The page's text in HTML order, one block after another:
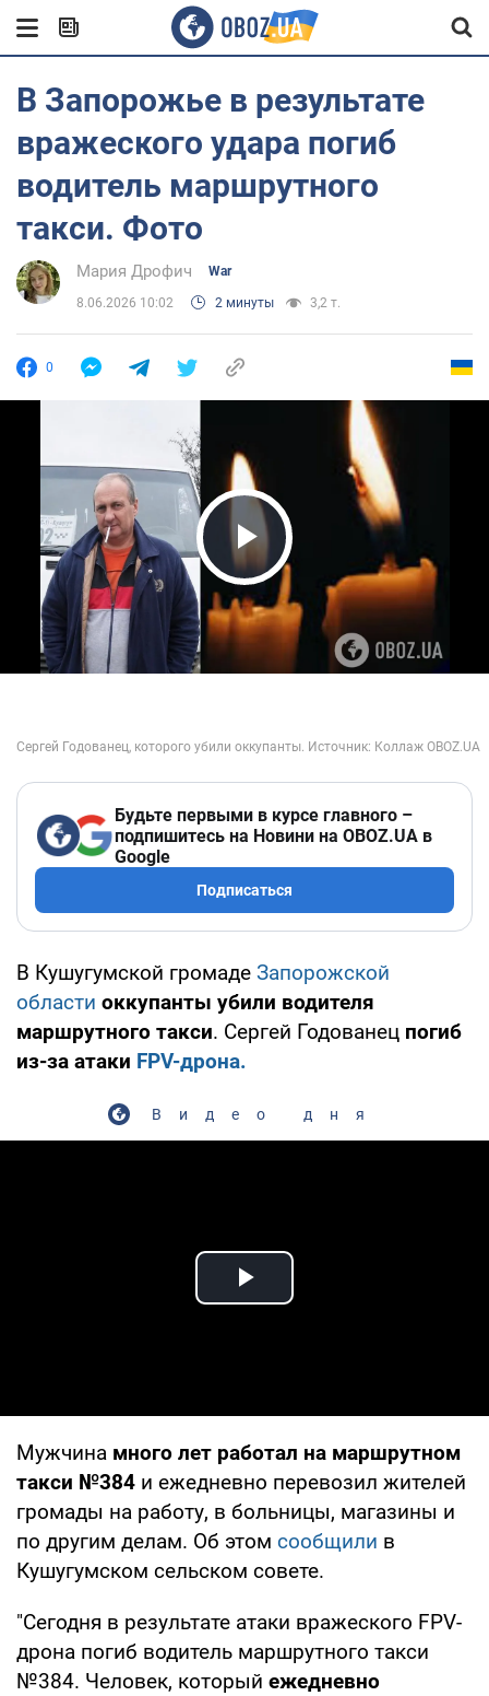
В Запорожье в результате
вражеского удара погиб
водитель маршрутного
такси. Фото
Мария Дрофич War
8.06.2026 10:02 2 минуты 3,2 т.
0
Play Video
Будьте первыми в курсе главного –
подпишитесь на Новини на OBOZ.UA в
Google
Подписаться
В Кушугумской громаде Запорожской
области оккупанты убили водителя
маршрутного такси. Сергей Годованец погиб
из-за атаки FPV-дрона.
Видео дня
Play Video
Мужчина много лет работал на маршрутном
такси №384 и ежедневно перевозил жителей
громады на работу, в больницы, магазины и
по другим делам. Об этом сообщили в
Кушугумском сельском совете.
"Сегодня в результате атаки вражеского FPV-
дрона погиб водитель маршрутного такси
№384. Человек, который ежедневно